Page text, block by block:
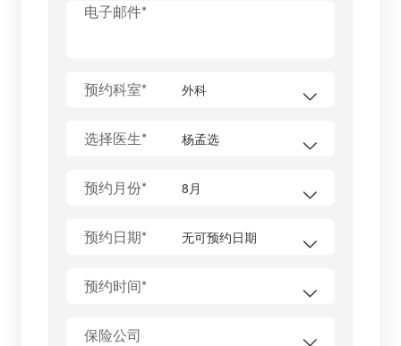
电子邮件*
预约科室*
选择医生*
预约月份*
预约日期*
预约时间*
保险公司